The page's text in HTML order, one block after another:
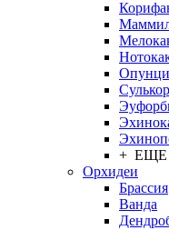
+ ЕЩЕ
Орхидеи
Брассия
Ванда